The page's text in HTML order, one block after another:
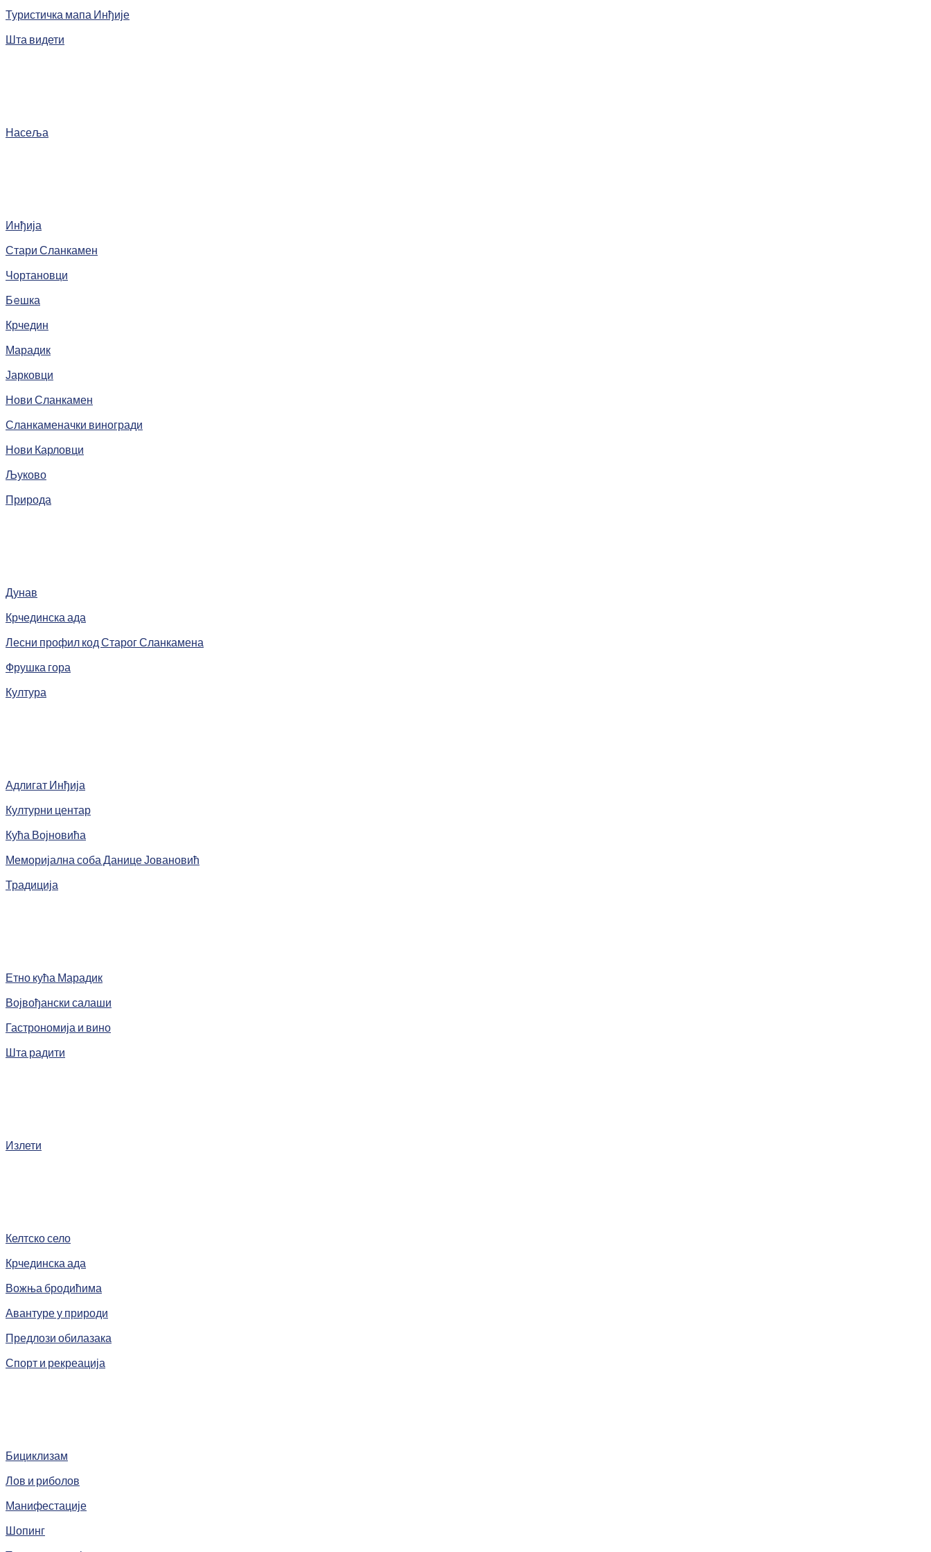
Туристичка мапа Инђије
Шта видети
Насеља
Инђија
Стари Сланкамен
Чортановци
Бeшка
Крчедин
Марадик
Јарковци
Нови Сланкамен
Сланкаменачки виногради
Нови Карловци
Љуково
Природа
Дунав
Крчединска ада
Лесни профил код Старог Сланкамена
Фрушка гора
Култура
Адлигат Инђија
Културни центар
Кућа Војновића
Меморијална соба Данице Јовановић
Традиција
Етно кућа Марадик
Војвођански салаши
Гастрономија и вино
Шта радити
Излети
Келтско село
Крчединска ада
Вожња бродићима
Авантуре у природи
Предлози обилазака
Спорт и рекреација
Бициклизам
Лов и риболов
Манифестације
Шопинг